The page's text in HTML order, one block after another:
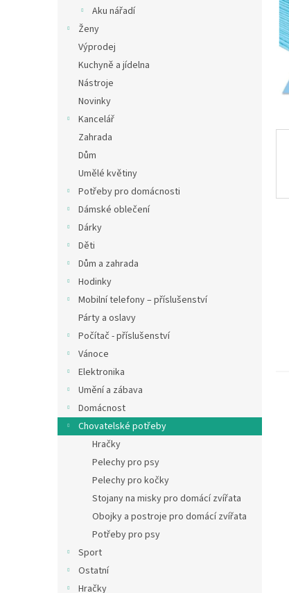
Aku nářadí
Ženy
Výprodej
Kuchyně a jídelna
Nástroje
Novinky
Kancelář
Zahrada
Dům
Umělé květiny
Potřeby pro domácnosti
Dámské oblečení
Dárky
Děti
Dům a zahrada
Hodinky
Mobilní telefony – příslušenství
Párty a oslavy
Počítač - příslušenství
Vánoce
Elektronika
Umění a zábava
Domácnost
Chovatelské potřeby
Hračky
Pelechy pro psy
Pelechy pro kočky
Stojany na misky pro domácí zvířata
Obojky a postroje pro domácí zvířata
Potřeby pro psy
Sport
Ostatní
Hračky